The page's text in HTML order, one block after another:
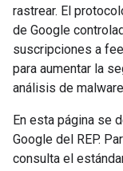
rastrear. El
de Google
suscripciones a
para aumentar la
análisis de
En esta página se
Google del REP.
consulta el